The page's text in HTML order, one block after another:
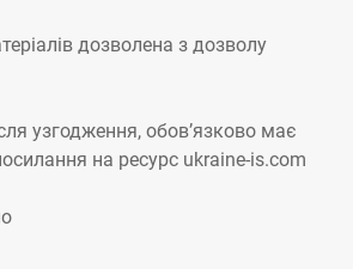
дозволена з дозволу
узгодження, обов’язково має
на ресурс ukraine-is.com